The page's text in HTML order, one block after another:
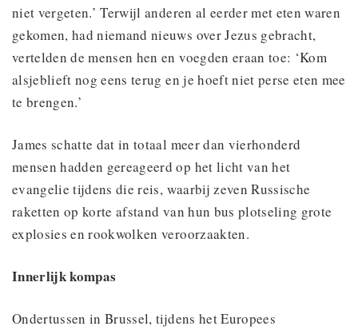
niet vergeten.’ Terwijl anderen al eerder met eten waren
gekomen, had niemand nieuws over Jezus gebracht,
vertelden de mensen hen en voegden eraan toe: ‘Kom
alsjeblieft nog eens terug en je hoeft niet perse eten mee
te brengen.’
James schatte dat in totaal meer dan vierhonderd
mensen hadden gereageerd op het licht van het
evangelie tijdens die reis, waarbij zeven Russische
raketten op korte afstand van hun bus plotseling grote
explosies en rookwolken veroorzaakten.
Innerlijk kompas
Ondertussen in Brussel, tijdens het Europees